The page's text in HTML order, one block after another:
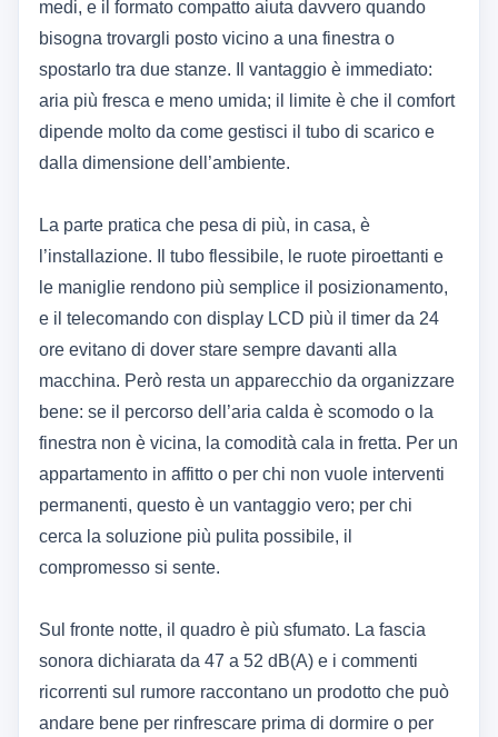
medi, e il formato compatto aiuta davvero quando
bisogna trovargli posto vicino a una finestra o
spostarlo tra due stanze. Il vantaggio è immediato:
aria più fresca e meno umida; il limite è che il comfort
dipende molto da come gestisci il tubo di scarico e
dalla dimensione dell’ambiente.
La parte pratica che pesa di più, in casa, è
l’installazione. Il tubo flessibile, le ruote piroettanti e
le maniglie rendono più semplice il posizionamento,
e il telecomando con display LCD più il timer da 24
ore evitano di dover stare sempre davanti alla
macchina. Però resta un apparecchio da organizzare
bene: se il percorso dell’aria calda è scomodo o la
finestra non è vicina, la comodità cala in fretta. Per un
appartamento in affitto o per chi non vuole interventi
permanenti, questo è un vantaggio vero; per chi
cerca la soluzione più pulita possibile, il
compromesso si sente.
Sul fronte notte, il quadro è più sfumato. La fascia
sonora dichiarata da 47 a 52 dB(A) e i commenti
ricorrenti sul rumore raccontano un prodotto che può
andare bene per rinfrescare prima di dormire o per